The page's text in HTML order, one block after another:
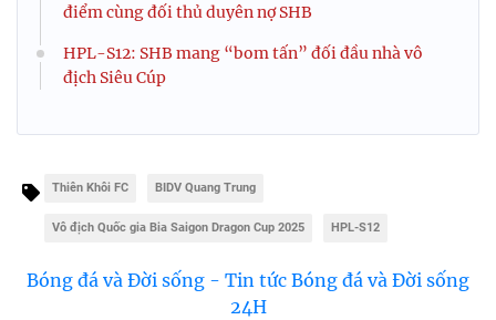
điểm cùng đối thủ duyên nợ SHB
HPL-S12: SHB mang “bom tấn” đối đầu nhà vô
địch Siêu Cúp
Thiên Khôi FC BIDV Quang Trung
Vô địch Quốc gia Bia Saigon Dragon Cup 2025 HPL-S12
Bóng đá và Đời sống - Tin tức Bóng đá và Đời sống
24H